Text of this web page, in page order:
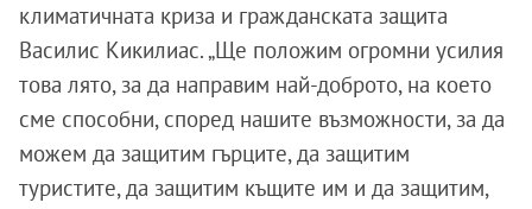
климатичната криза и гражданската защита
Василис Кикилиас. „Ще положим огромни усилия
това лято, за да направим най-доброто, на което
сме способни, според нашите възможности, за да
можем да защитим гърците, да защитим
туристите, да защитим къщите им и да защитим,